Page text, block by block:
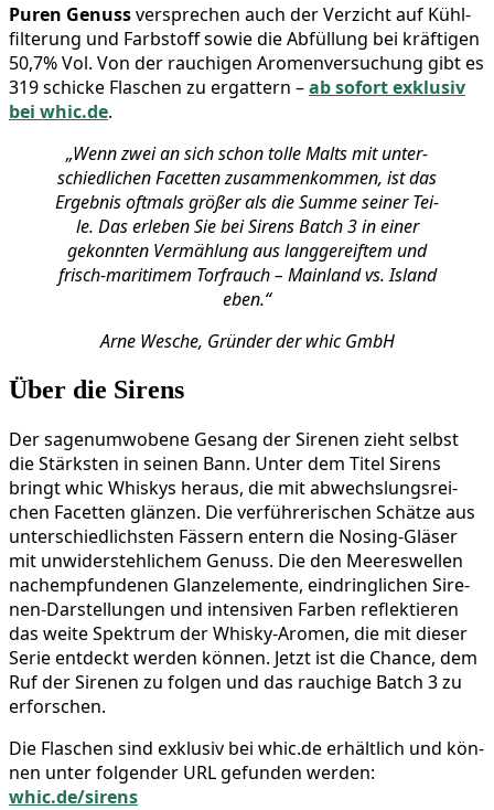
Puren Genussver­spre­chen auch der Ver­zicht auf Kühl­
fil­te­rung und Farb­stoff sowie die Abfül­lung bei kräf­ti­gen
50,7% Vol. Von der rau­chi­gen Aro­men­ver­su­chung gibt es
319 schi­cke Fla­schen zu ergat­tern –ab sofort exklu­siv
bei whic.de.
„Wenn zwei an sich schon tol­le Malts mit unter­
schied­li­chen Facet­ten zusam­men­kom­men, ist das
Ergeb­nis oft­mals grö­ßer als die Sum­me sei­ner Tei­
le. Das erle­ben Sie bei Sirens Batch 3 in einer
gekonn­ten Ver­mäh­lung aus lang­ge­reif­tem und
frisch-mari­ti­mem Torf­rauch – Main­land vs. Island
eben.“
Arne Wesche, Grün­der der whic GmbH
Über die Sirens
Der sagen­um­wo­be­ne Gesang der Sire­nen zieht selbst
die Stärks­ten in sei­nen Bann. Unter dem Titel Sirens
bringt whic Whis­kys her­aus, die mit abwechs­lungs­rei­
chen Facet­ten glän­zen. Die ver­füh­re­ri­schen Schät­ze aus
unter­schied­lichs­ten Fäs­sern entern die Nosing-Glä­ser
mit unwi­der­steh­li­chem Genuss. Die den Mee­res­wel­len
nach­emp­fun­de­nen Glanz­ele­men­te, ein­dring­li­chen Sire­
nen-Dar­stel­lun­gen und inten­si­ven Far­ben reflek­tie­ren
das wei­te Spek­trum der Whis­ky-Aro­men, die mit die­ser
Serie ent­deckt wer­den kön­nen. Jetzt ist die Chan­ce, dem
Ruf der Sire­nen zu fol­gen und das rau­chi­ge Batch 3 zu
erforschen.
Die Fla­schen sind exklu­siv bei whic.de erhält­lich und kön­
nen unter fol­gen­der URL gefun­den wer­den:
whic.de/sirens